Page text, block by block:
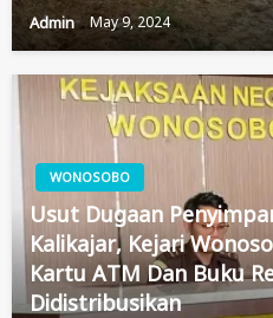
Admin May 9, 2024
WONOSOBO
Usut Dugaan
Kalikajar, Kejari
Kartu ATM Dan Buku
Didistribusikan